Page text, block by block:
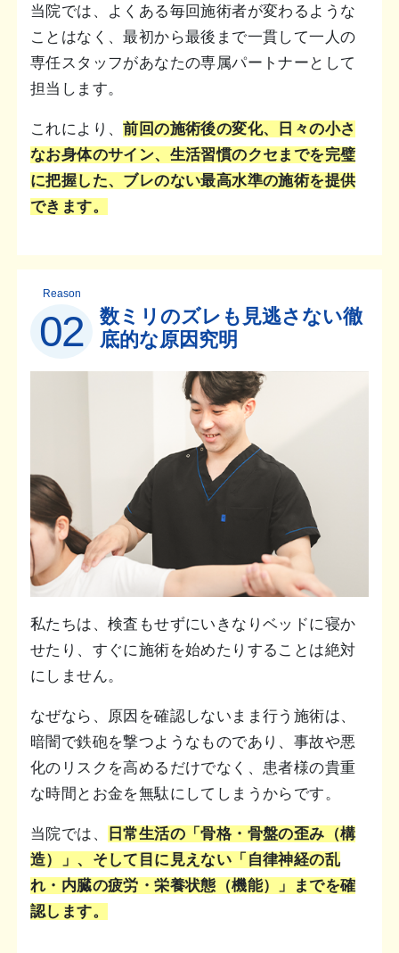
当院では、よくある毎回施術者が変わるような
ことはなく、最初から最後まで一貫して一人の
専任スタッフがあなたの専属パートナーとして
担当します。
これにより、前回の施術後の変化、日々の小さ
なお身体のサイン、生活習慣のクセまでを完璧
に把握した、ブレのない最高水準の施術を提供
できます。
Reason
02
数ミリのズレも見逃さない徹
底的な原因究明
私たちは、検査もせずにいきなりベッドに寝か
せたり、すぐに施術を始めたりすることは絶対
にしません。
なぜなら、原因を確認しないまま行う施術は、
暗闇で鉄砲を撃つようなものであり、事故や悪
化のリスクを高めるだけでなく、患者様の貴重
な時間とお金を無駄にしてしまうからです。
当院では、
日常生活の「骨格・骨盤の歪み（構
造）」、そして目に見えない「自律神経の乱
れ・内臓の疲労・栄養状態（機能）」までを確
認します。